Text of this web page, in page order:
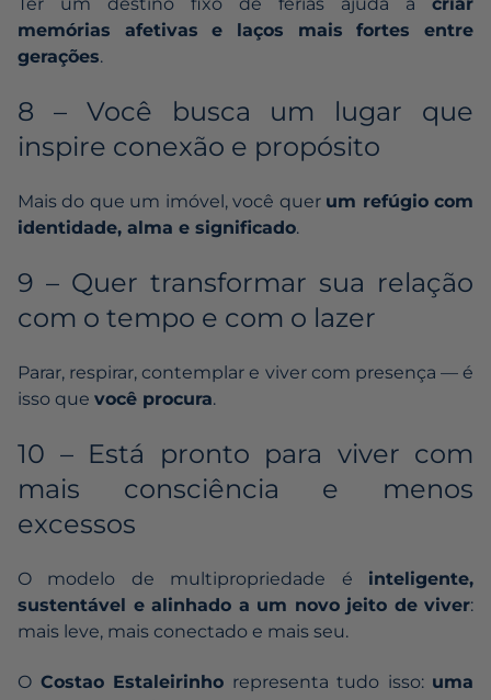
Ter um destino fixo de férias ajuda a criar
memórias afetivas e laços mais fortes entre
gerações.
8 – Você busca um lugar que
inspire conexão e propósito
Mais do que um imóvel, você quer um refúgio com
identidade, alma e significado.
9 – Quer transformar sua relação
com o tempo e com o lazer
Parar, respirar, contemplar e viver com presença — é
isso que você procura.
10 – Está pronto para viver com
mais consciência e menos
excessos
O modelo de multipropriedade é inteligente,
sustentável e alinhado a um novo jeito de viver:
mais leve, mais conectado e mais seu.
O Costao Estaleirinho representa tudo isso: uma